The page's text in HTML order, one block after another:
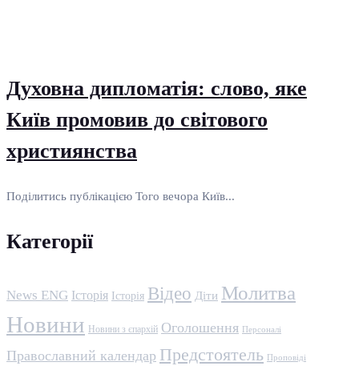
Духовна дипломатія: слово, яке
Київ промовив до світового
християнства
Поділитись публікацією Того вечора Київ...
Категорії
News ENG Історія Історія Відео Діти Молитва
Новини Новини з єпархій Оголошення Персоналі
Православний календар Предстоятель Проповіді